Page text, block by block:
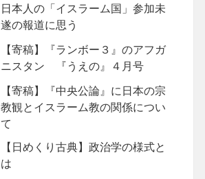
日本人の「イスラーム国」参加未
遂の報道に思う
【寄稿】『ランボー３』のアフガ
ニスタン 『うえの』４月号
【寄稿】『中央公論』に日本の宗
教観とイスラーム教の関係につい
て
【日めくり古典】政治学の様式と
は